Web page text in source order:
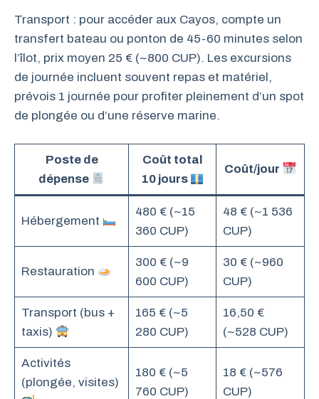
Transport : pour accéder aux Cayos, compte un
transfert bateau ou ponton de 45-60 minutes selon
l’îlot, prix moyen 25 € (~800 CUP). Les excursions
de journée incluent souvent repas et matériel,
prévois 1 journée pour profiter pleinement d’un spot
de plongée ou d’une réserve marine.
Poste de
dépense
Coût total
10 jours
Coût/jour
Hébergement
480 € (~15
360 CUP)
48 € (~1 536
CUP)
Restauration
300 € (~9
600 CUP)
30 € (~960
CUP)
Transport (bus +
taxis)
165 € (~5
280 CUP)
16,50 €
(~528 CUP)
Activités
(plongée, visites)
180 € (~5
760 CUP)
18 € (~576
CUP)